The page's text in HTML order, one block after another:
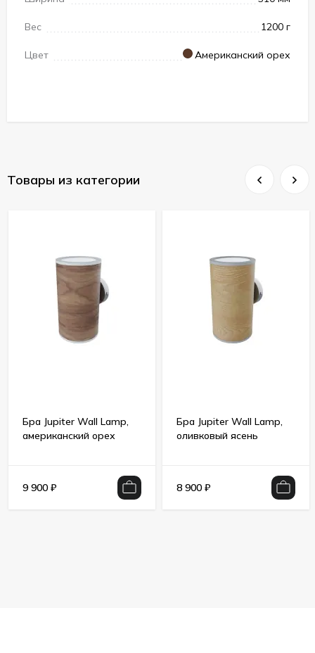
Вес 1200 г
Цвет Американский орех
Товары из категории
Бра Jupiter Wall Lamp,
американский орех
9 900 ₽
Бра Jupiter Wall Lamp,
оливковый ясень
8 900 ₽